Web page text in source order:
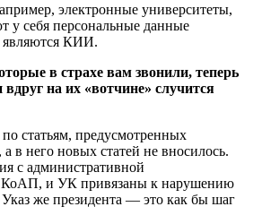
электронные университеты,
у себя персональные данные
являются КИИ.
в страхе вам звонили, теперь
вдруг на их «вотчине» случится
статьям, предусмотренных
в него новых статей не вносилось.
с административной
КоАП, и УК привязаны к нарушению
Указ же президента — это как бы шаг